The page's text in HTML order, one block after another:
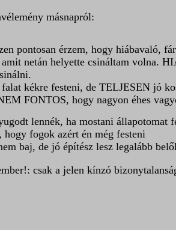
másnapról:
pontosan érzem, hogy hiábavaló,
amit netán helyette csináltam volna.
kékre festeni, de TELJESEN jó
FONTOS, hogy nagyon éhes
lennék, ha mostani állapotomat
hogy fogok azért én még festeni
baj, de jó építész lesz legalább
csak a jelen kínzó